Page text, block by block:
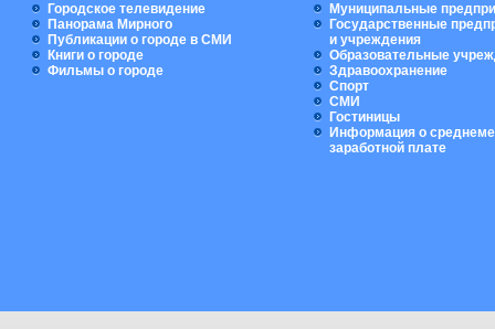
Городское телевидение
Панорама Мирного
Публикации о городе в СМИ
Книги о городе
Фильмы о городе
Муниципальные
Государственные
и учреждения
Образовательные
Здравоохранение
Спорт
СМИ
Гостиницы
Информация о
заработной плате